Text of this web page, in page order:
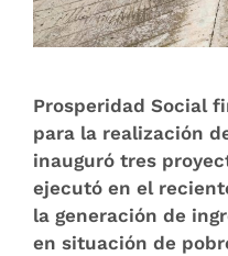
Prosperidad Social
para la realización
inauguró tres
ejecutó en el
la generación de
en situación de